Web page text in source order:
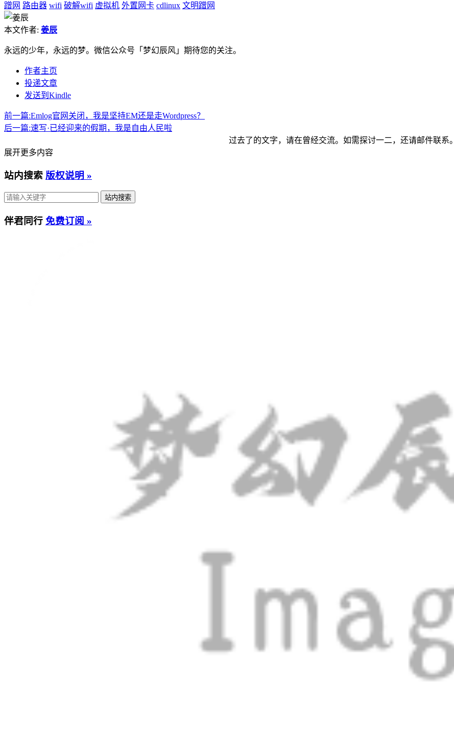
蹭网 路由器 wifi 破解wifi 虚拟机 外置网卡 cdlinux 文明蹭网
本文作者: 姜辰
永远的少年，永远的梦。微信公众号「梦幻辰风」期待您的关注。
作者主页
投递文章
发送到Kindle
前一篇:Emlog官网关闭，我是坚持EM还是走Wordpress？
后一篇:速写·已经迎来的假期，我是自由人民啦
过去了的文字，请在曾经交流。如需探讨一二，还请邮件联系。
展开更多内容
站内搜索 版权说明 »
伴君同行 免费订阅 »